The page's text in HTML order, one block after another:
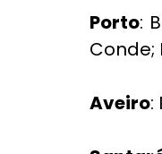
Porto:
Conde;
Aveiro: